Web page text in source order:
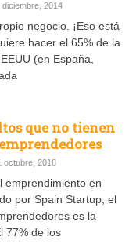
diciembre, 2014
negocio. ¡Eso está
hacer el 65% de la
(en España,
que no tienen
octubre, 2018
emprendimiento en
por Spain Startup, el
es la
77% de los